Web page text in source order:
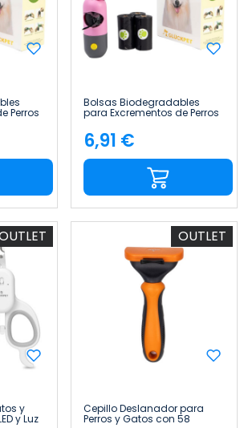
Perros
Bolsas Biodegradables
para Excrementos de Perros
con Dispensador Fragancia
Lavanda 300 Unidades
Glückpet
Precio
6,91 €
y
y Luz
OUTLET
Cepillo Deslanador para
Perros y Gatos con 58